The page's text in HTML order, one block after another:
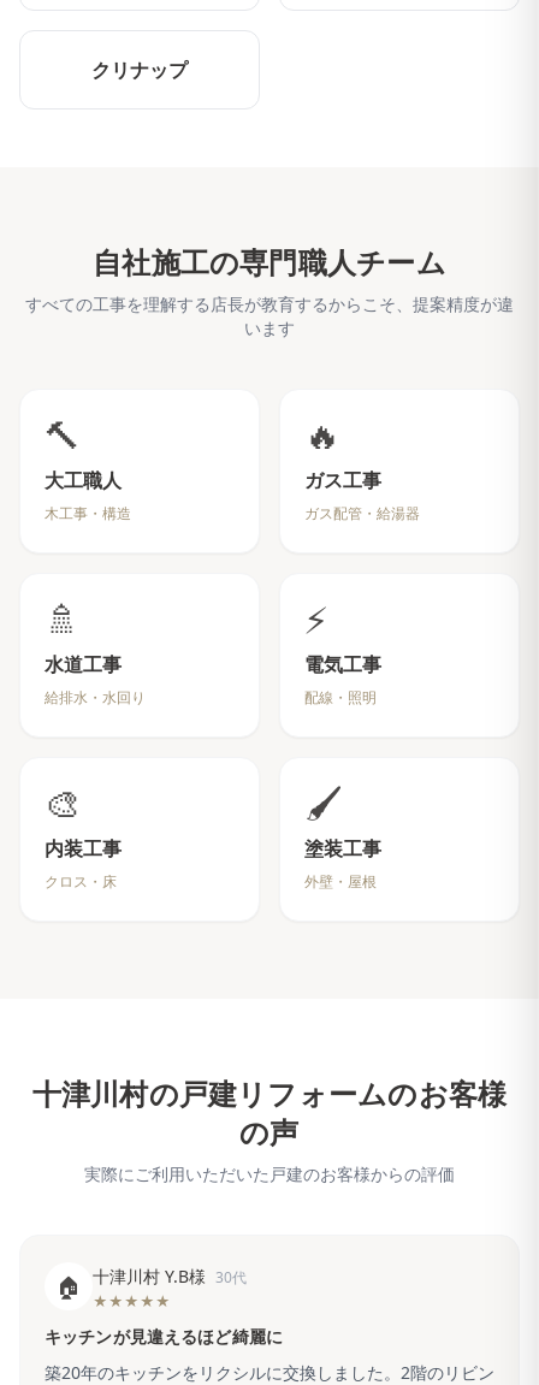
クリナップ
自社施工の専門職人チーム
すべての工事を理解する店長が教育するからこそ、提案精度が違
います
🔨
大工職人
木工事・構造
🔥
ガス工事
ガス配管・給湯器
🚿
水道工事
給排水・水回り
⚡
電気工事
配線・照明
🎨
内装工事
クロス・床
🖌️
塗装工事
外壁・屋根
十津川村の戸建リフォームのお客様
の声
実際にご利用いただいた戸建のお客様からの評価
🏠 十津川村 Y.B様 30代
★★★★★
キッチンが見違えるほど綺麗に
築20年のキッチンをリクシルに交換しました。2階のリビン